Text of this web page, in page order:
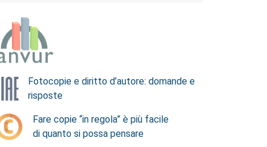
Fotocopie e diritto d’autore: domande e
risposte
Fare copie “in regola” è più facile
di quanto si possa pensare